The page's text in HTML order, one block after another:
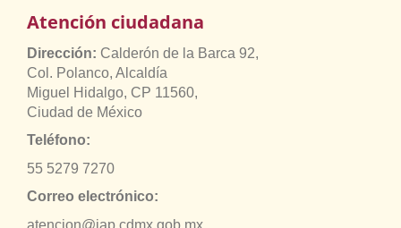
Atención ciudadana
Dirección: Calderón de la Barca 92,
Col. Polanco, Alcaldía
Miguel Hidalgo, CP 11560,
Ciudad de México
Teléfono:
55 5279 7270
Correo electrónico:
atencion@jap.cdmx.gob.mx